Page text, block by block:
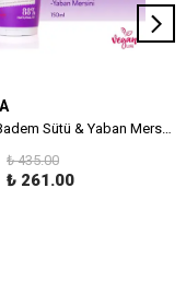
₺ 435.00
₺ 261.00